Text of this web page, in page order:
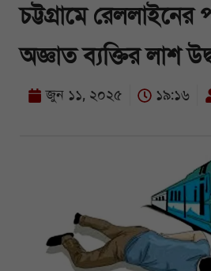
চট্টগ্রামে
অজ্ঞাত ব্যক্তির লাশ
জুন ১১, ২০২৫ ১৯:১৬